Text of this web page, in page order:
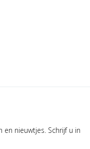
nieuwtjes. Schrijf u in